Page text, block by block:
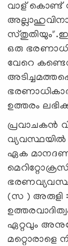
വാള് കൊണ്ട്
ഒരു
വേറെ
ഉത്തരം
പ്രവാചകൻ
ഏക
(സ ) അരുളി :
ഏറ്റവും
മറ്റൊരാളെ